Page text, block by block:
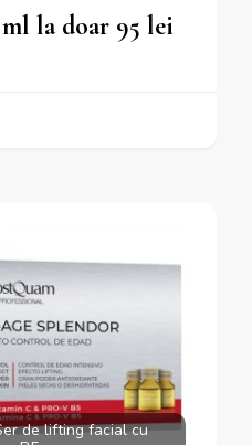
la doar 95 lei
de lifting facial cu